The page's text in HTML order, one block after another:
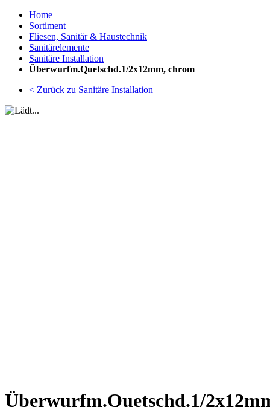
Home
Sortiment
Fliesen, Sanitär & Haustechnik
Sanitärelemente
Sanitäre Installation
Überwurfm.Quetschd.1/2x12mm, chrom
< Zurück zu Sanitäre Installation
Überwurfm.Quetschd.1/